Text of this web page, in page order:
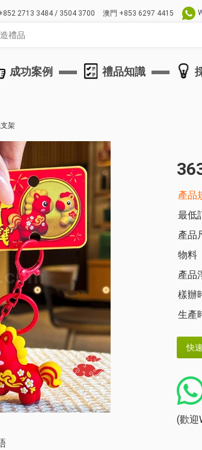
2713 3484 / 3504 3700 澳門 +853 6297 4415
成功案例 禮品知識
架
產品
最低
產品
物料
產品
樣辦
生產
(歡迎